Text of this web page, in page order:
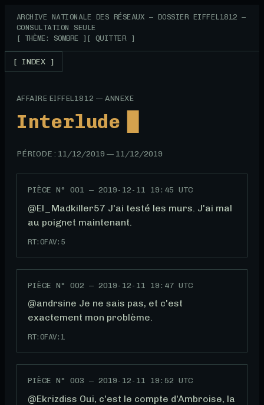
ARCHIVE NATIONALE DES RÉSEAUX — DOSSIER EIFFEL1812 —
CONSULTATION SEULE
[ THÈME: SOMBRE ] [ QUITTER ]
[ INDEX ]
AFFAIRE EIFFEL1812 — ANNEXE
Interlude
PÉRIODE : 11/12/2019 — 11/12/2019
PIÈCE N° 001 — 2019-12-11 19:45 UTC
@El_Madkiller57 J'ai testé les murs. J'ai mal
au poignet maintenant.
RT: 0FAV: 5
PIÈCE N° 002 — 2019-12-11 19:47 UTC
@andrsine Je ne sais pas, et c'est
exactement mon problème.
RT: 0FAV: 1
PIÈCE N° 003 — 2019-12-11 19:52 UTC
@Ekrizdiss Oui, c'est le compte d'Ambroise, la